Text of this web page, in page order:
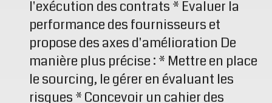
l'exécution des contrats * Evaluer la
performance des fournisseurs et
propose des axes d'amélioration De
manière plus précise : * Mettre en place
le sourcing, le gérer en évaluant les
risques * Concevoir un cahier des